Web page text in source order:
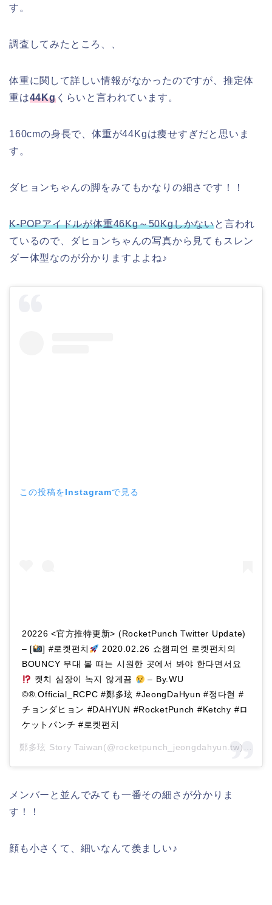
す。
調査してみたところ、、
体重に関して詳しい情報がなかったのですが、推定体
重は44Kgくらいと言われています。
160cmの身長で、体重が44Kgは痩せすぎだと思いま
す。
ダヒョンちゃんの脚をみてもかなりの細さです！！
K‐POPアイドルが体重46Kg～50Kgしかないと言われ
ているので、ダヒョンちゃんの写真から見てもスレン
ダー体型なのが分かりますよよね♪
この投稿をInstagramで見る
20226 <官方推特更新> (RocketPunch Twitter Update)
– [
] #로켓펀치
2020.02.26 쇼챔피언 로켓펀치의
BOUNCY 무대 볼 때는 시원한 곳에서 봐야 한다면서요
켓치 심장이 녹지 않게끔
– By.WU
©®.Official_RCPC #鄭多玹 #JeongDaHyun‬ #정다현‬ #
チョンダヒョン #DAHYUN #RocketPunch #Ketchy #ロ
ケットパンチ #로켓펀치
鄭多玹 Story Taiwan(@rocketpunch_jeongdahyun.tw)がシェアした投稿 –
メンバーと並んでみても一番その細さが分かりま
す！！
顔も小さくて、細いなんて羨ましい♪